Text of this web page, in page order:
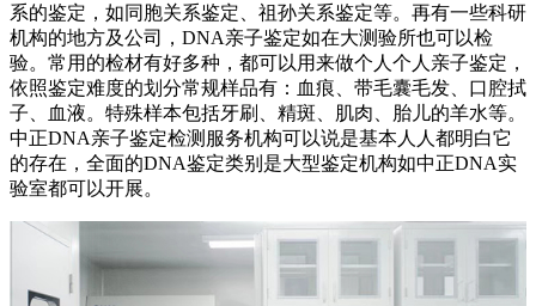
系的鉴定，如同胞关系鉴定、祖孙关系鉴定等。再有一些科研
机构的地方及公司，DNA亲子鉴定如在大测验所也可以检
验。常用的检材有好多种，都可以用来做个人个人亲子鉴定，
依照鉴定难度的划分常规样品有：血痕、带毛囊毛发、口腔拭
子、血液。特殊样本包括牙刷、精斑、肌肉、胎儿的羊水等。
中正DNA亲子鉴定检测服务机构可以说是基本人人都明白它
的存在，全面的DNA鉴定类别是大型鉴定机构如中正DNA实
验室都可以开展。